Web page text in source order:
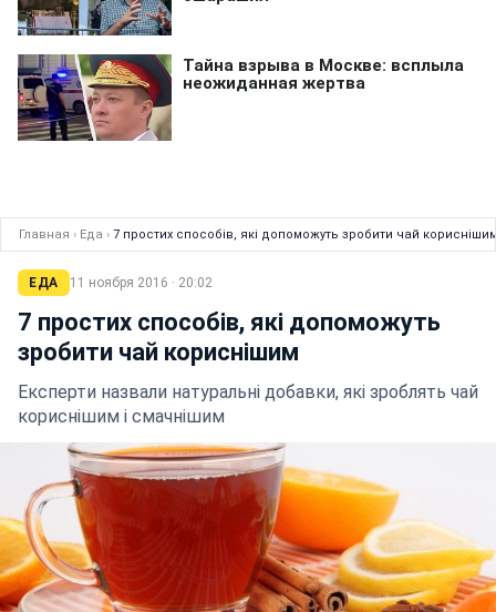
Главная › Еда › 7 простих способів, які допоможуть зробити чай
ЕДА 11 ноября 2016 · 20:02
7 простих способів, які допоможуть
зробити чай кориснішим
Експерти назвали натуральні добавки, які зроблять чай
кориснішим і смачнішим